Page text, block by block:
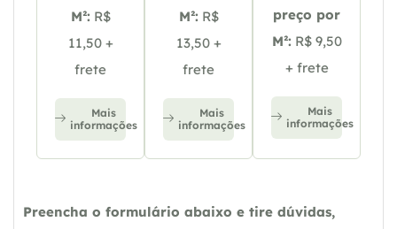
M²: R$
11,50 +
frete
Mais
informações
M²: R$
13,50 +
frete
Mais
informações
preço por
M²: R$ 9,50
+ frete
Mais
informações
Preencha o formulário abaixo e tire dúvidas,